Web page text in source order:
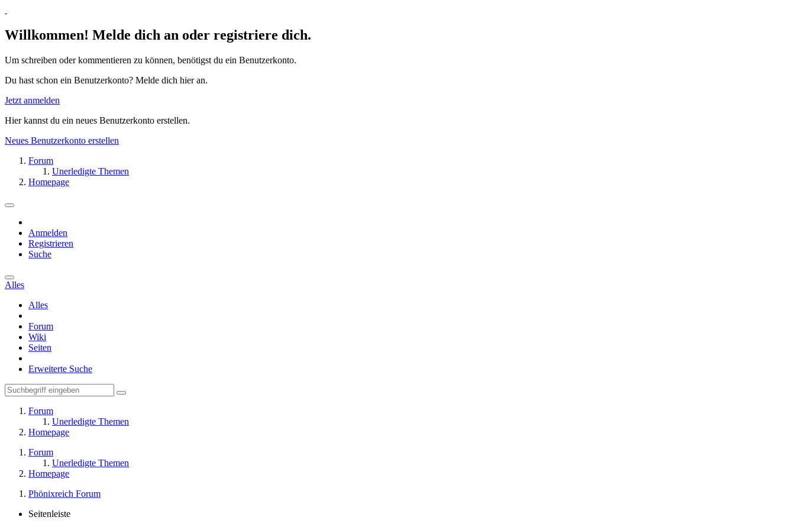
Willkommen! Melde dich an oder registriere dich.
Um schreiben oder kommentieren zu können, benötigst du ein Benutzerkonto.
Du hast schon ein Benutzerkonto? Melde dich hier an.
Jetzt anmelden
Hier kannst du ein neues Benutzerkonto erstellen.
Neues Benutzerkonto erstellen
Forum
Unerledigte Themen
Homepage
Anmelden
Registrieren
Suche
Alles
Alles
Forum
Wiki
Seiten
Erweiterte Suche
Forum
Unerledigte Themen
Homepage
Forum
Unerledigte Themen
Homepage
Phönixreich Forum
Seitenleiste